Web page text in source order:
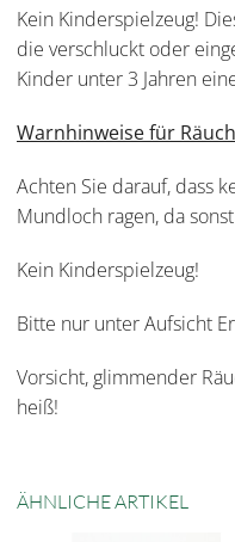
Kein Kinderspielzeug!
die verschluckt oder
Kinder unter 3 Jahren
Warnhinweise für
Achten Sie darauf, dass
Mundloch ragen, da
Kein Kinderspielzeug!
Bitte nur unter Aufsicht
Vorsicht, glimmender
heiß!
ÄHNLICHE ARTIKEL